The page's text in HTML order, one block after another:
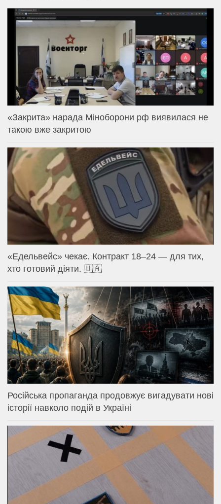
«Закрита» нарада Міноборони рф виявилася не
такою вже закритою
«Едельвейс» чекає. Контракт 18–24 — для тих,
хто готовий діяти. 🇺🇦
Російська пропаганда продовжує вигадувати нові
історії навколо подій в Україні